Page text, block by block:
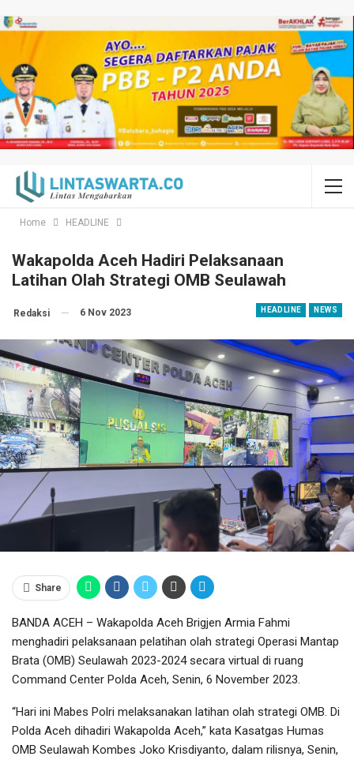
Home HEADLINE
Wakapolda Aceh Hadiri Pelaksanaan
Latihan Olah Strategi OMB Seulawah
HEADLINE NEWS
Redaksi 6 Nov 2023
Share
BANDA ACEH – Wakapolda Aceh Brigjen Armia Fahmi
menghadiri pelaksanaan pelatihan olah strategi Operasi Mantap
Brata (OMB) Seulawah 2023-2024 secara virtual di ruang
Command Center Polda Aceh, Senin, 6 November 2023.
“Hari ini Mabes Polri melaksanakan latihan olah strategi OMB. Di
Polda Aceh dihadiri Wakapolda Aceh,” kata Kasatgas Humas
OMB Seulawah Kombes Joko Krisdiyanto, dalam rilisnya, Senin,